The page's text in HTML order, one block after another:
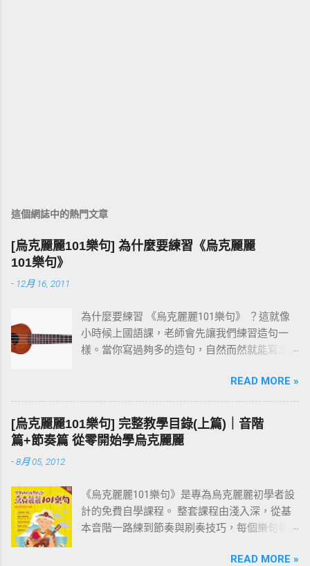
這個網誌中的熱門文章
[烏克麗麗101樂句] 為什麼要練習《烏克麗麗
101樂句》
- 12月 16, 2011
為什麼要練習 《烏克麗麗101樂句》 ？這就像
小時候上國語課，老師會先讓我們練習造句一
樣。當你寫過夠多的造句，自然而然就能寫出
的道理。先把一個個小樂句彈熟，技巧和速度
都到位之後，再去按和弦、彈演奏曲，就會變
成一件輕鬆自然的事。基本功打穩，後面的路
才走得快。
READ MORE »
[烏克麗麗101樂句] 完整教學目錄(上篇)｜音階
篇+節奏篇 從零開始學烏克麗麗
-8月 05, 2012
《烏克麗麗101樂句》是專為烏克麗麗初學者設
計的免費自學課程。 整套課程由淺入深，從基
本音階一路練到節奏與刷奏技巧，每個樂句都
問，歡迎在文章下方留言討論。 建議從第一課
READ MORE »